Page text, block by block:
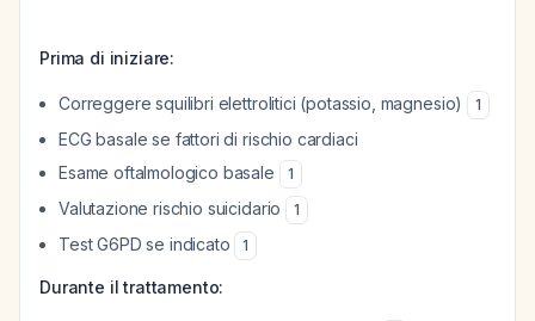
Prima di iniziare:
Correggere squilibri elettrolitici (potassio, magnesio) 1
ECG basale se fattori di rischio cardiaci
Esame oftalmologico basale
1
Valutazione rischio suicidario 1
Test G6PD se indicato 1
Durante il trattamento: